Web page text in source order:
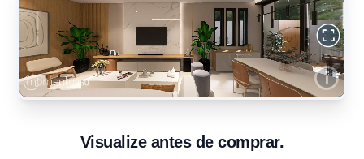
Visualize antes de comprar.